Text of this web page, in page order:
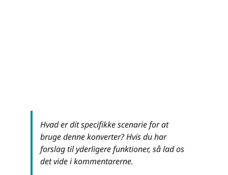
Hvad er dit specifikke scenarie for at
bruge denne konverter? Hvis du har
forslag til yderligere funktioner, så lad os
det vide i kommentarerne.